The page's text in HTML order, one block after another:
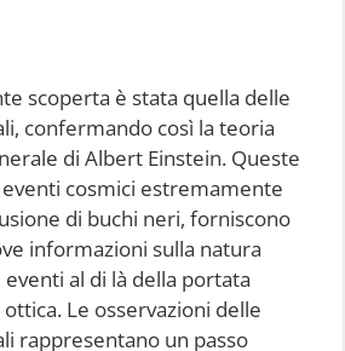
scoperta è stata quella delle
confermando così la teoria
di Albert Einstein. Queste
cosmici estremamente
di buchi neri, forniscono
informazioni sulla natura
eventi al di là della portata
ottica. Le osservazioni delle
rappresentano un passo